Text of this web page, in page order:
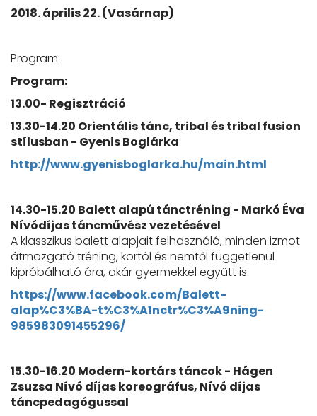
2018. április 22. (Vasárnap)
Program:
Program:
13.00- Regisztráció
13.30-14.20 Orientális tánc, tribal és tribal fusion
stílusban - Gyenis Boglárka
http://www.gyenisboglarka.hu/main.html
14.30-15.20 Balett alapú tánctréning - Markó Éva
Nívódíjas táncművész vezetésével
A klasszikus balett alapjait felhasználó, minden izmot
átmozgató tréning, kortól és nemtől függetlenül
kipróbálható óra, akár gyermekkel együtt is.
https://www.facebook.com/Balett-
alap%C3%BA-t%C3%A1nctr%C3%A9ning-
985983091455296/
15.30-16.20 Modern-kortárs táncok - Hágen
Zsuzsa Nívó díjas koreográfus, Nívó díjas
táncpedagógussal